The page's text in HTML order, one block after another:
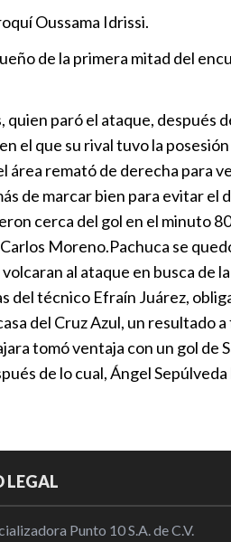
Jorge Messi, padre del
| 08:36
de Conmebol apoya
que no se puede
| 16:48
respira con el apoyo
y la CAF
| 12:01
Brian Rodríguez
dos asistencias en triunfo
Oussama Idrissi.
de la primera mitad del
paró el ataque, después
el que su rival tuvo la
remató de derecha para
de marcar bien para evitar el
cerca del gol en el minuto
Moreno.Pachuca se
al ataque en busca de
técnico Efraín Juárez,
del Cruz Azul, un resultado
tomó ventaja con un gol de
de lo cual, Ángel Sepúlveda
LEGAL
Punto 10 S.A. de C.V.